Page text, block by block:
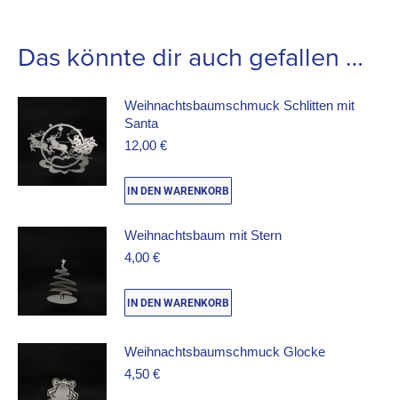
Das könnte dir auch gefallen …
Weihnachtsbaumschmuck Schlitten mit
Santa
12,00 €
IN DEN WARENKORB
Weihnachtsbaum mit Stern
4,00 €
IN DEN WARENKORB
Weihnachtsbaumschmuck Glocke
4,50 €